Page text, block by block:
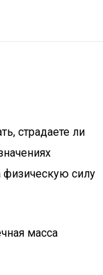
страдаете ли
физическую силу
масса